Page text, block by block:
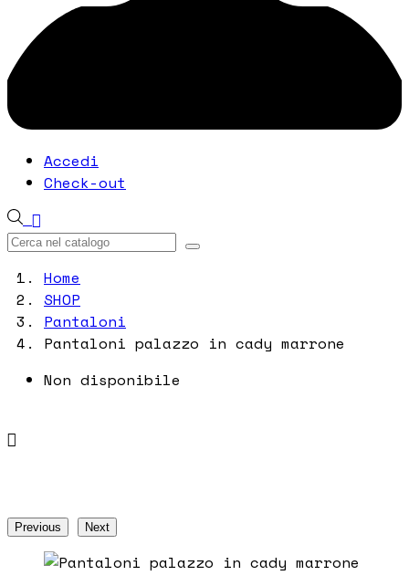
Accedi
Check-out

Home
SHOP
Pantaloni
Pantaloni palazzo in cady marrone
Non disponibile

Previous Next